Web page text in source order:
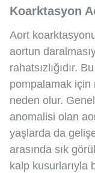
Koarktasyon
Aort
aortun
rahatsızlığıdır.
pompalamak için
neden olur.
anomalisi olan
yaşlarda da
arasında sık
kalp kusurlarıyla